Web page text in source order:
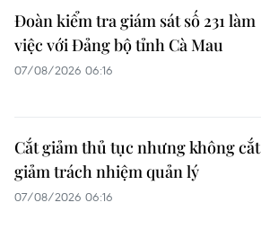
Đoàn kiểm tra giám sát số 231 làm
việc với Đảng bộ tỉnh Cà Mau
07/08/2026 06:16
Cắt giảm thủ tục nhưng không cắt
giảm trách nhiệm quản lý
07/08/2026 06:16